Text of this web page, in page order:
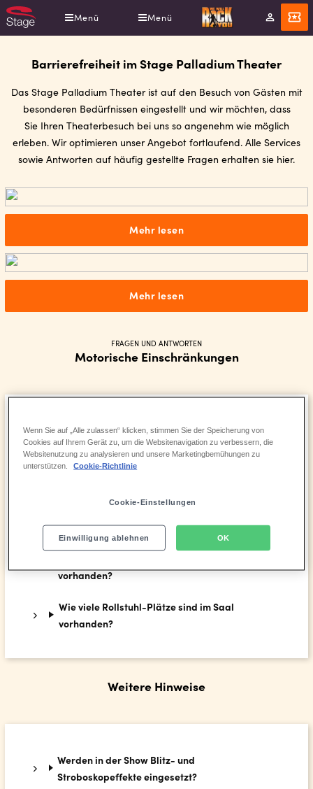
Direkt
zum
Menü Menü
Mein
Konto
Angebot
Barrierefreiheit im Stage Palladium Theater
Das Stage Palladium Theater ist auf den Besuch von Gästen mit
besonderen Bedürfnissen eingestellt und wir möchten, dass
Sie Ihren Theaterbesuch bei uns so angenehm wie möglich
erleben. Wir optimieren unser Angebot fortlaufend. Alle Services
sowie Antworten auf häufig gestellte Fragen erhalten sie hier.
Mehr lesen
Mehr lesen
FRAGEN UND ANTWORTEN
Motorische Einschränkungen
Ist der Zugang zum Gebäude barrierefrei?
Ist der Zugang zum Theatersaal und den
Darf ich meinen Rollator mit in den Saal
nehmen?
vorhanden?
Wie viele Rollstuhl-Plätze sind im Saal
vorhanden?
Weitere Hinweise
Werden in der Show Blitz- und
Stroboskopeffekte eingesetzt?
Wenn Sie auf „Alle zulassen“ klicken, stimmen Sie der Speicherung von
Cookies auf Ihrem Gerät zu, um die Websitenavigation zu verbessern, die
Websitenutzung zu analysieren und unsere Marketingbemühungen zu
unterstützen.
Cookie-Richtlinie
Cookie-Einstellungen
Einwilligung ablehnen OK